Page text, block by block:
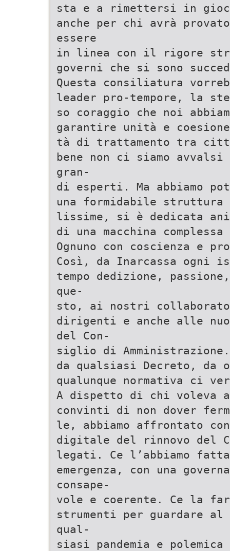
sta e a rimettersi in
anche per chi avrà
essere
in linea con il rigore
governi che si sono
Questa consiliatura
leader pro-tempore, la
so coraggio che noi
garantire unità e
tà di trattamento tra
bene non ci siamo
gran-
di esperti. Ma abbiamo
una formidabile
lissime, si è dedicata
di una macchina
Ognuno con coscienza e
Così, da Inarcassa ogni
tempo dedizione,
que-
sto, ai nostri
dirigenti e anche alle
del Con-
siglio di
da qualsiasi Decreto, da
qualunque normativa ci
A dispetto di chi voleva
convinti di non dover
le, abbiamo affrontato
digitale del rinnovo del
legati. Ce l’abbiamo
emergenza, con una
consape-
vole e coerente. Ce la
strumenti per guardare
qual-
siasi pandemia e